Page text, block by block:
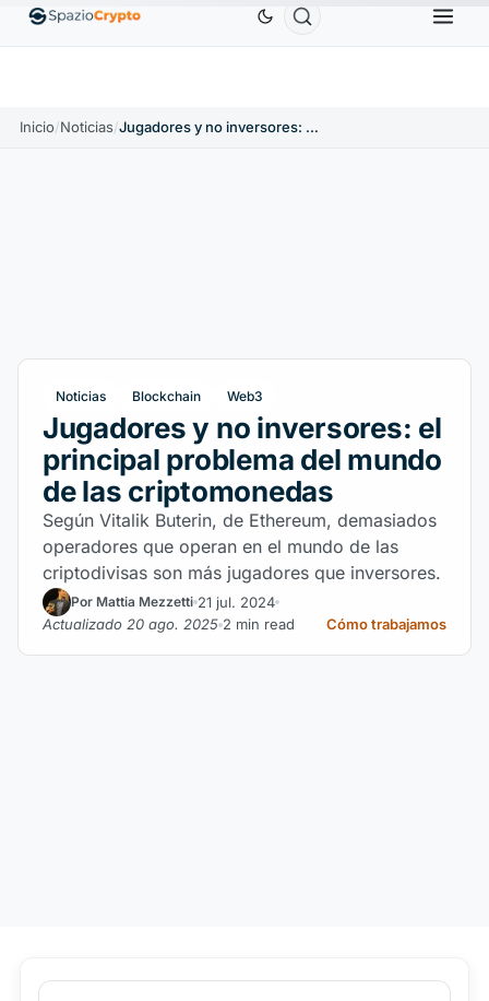
ETH1880,58 US$ USDT0,9991 US$ BNB
Inicio/Noticias/ Jugadores y no inversores: el principal problema del mundo de las criptomonedas
Noticias Blockchain Web3
Jugadores y no inversores: el
principal problema del mundo
de las criptomonedas
Según Vitalik Buterin, de Ethereum, demasiados
operadores que operan en el mundo de las
criptodivisas son más jugadores que inversores.
Por Mattia Mezzetti 21 jul. 2024
Actualizado 20 ago. 2025 2 min read Cómo trabajamos